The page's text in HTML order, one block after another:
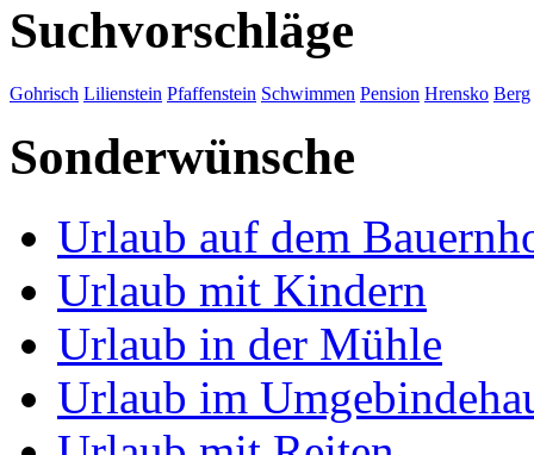
Suchvorschläge
Gohrisch Lilienstein Pfaffenstein Schwimmen Pension Hrensko Berg
Sonderwünsche
Urlaub auf dem
Urlaub mit Kindern
Urlaub in der Mühle
Urlaub im